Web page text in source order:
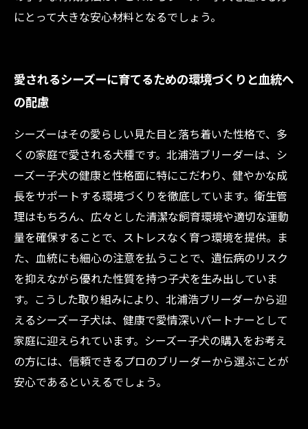
にとって大きな安心材料となるでしょう。
愛されるシーズーに育てるための環境づくりと血統へ
の配慮
シーズーはその愛らしい見た目と落ち着いた性格で、多
くの家庭で愛される犬種です。北浦浩ブリーダーは、シ
ーズー子犬の健康と性格面に特にこだわり、健やかな成
長をサポートする環境づくりを徹底しています。衛生管
理はもちろん、広々とした清潔な飼育環境や適切な運動
量を確保することで、ストレスなく育つ環境を提供。ま
た、血統にも細心の注意を払うことで、遺伝病のリスク
を抑えながら優れた性質を持つ子犬を生み出していま
す。こうした取り組みにより、北浦浩ブリーダーから迎
えるシーズー子犬は、健康で愛情深いパートナーとして
家庭に迎えられています。シーズー子犬の購入をお考え
の方には、信頼できるプロのブリーダーから選ぶことが
安心であるといえるでしょう。